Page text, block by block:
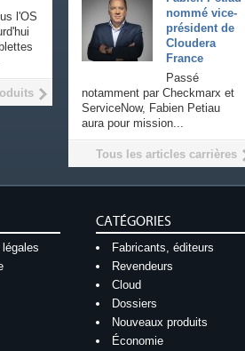
nommé vice-
président de
Cloudera
France
Passé
notamment par Checkmarx et
ServiceNow, Fabien Petiau
aura pour mission...
Tous les articles carrières
l'OS
CATÉGORIES
Fabricants, éditeurs
Revendeurs
Cloud
Dossiers
Nouveaux produits
Économie